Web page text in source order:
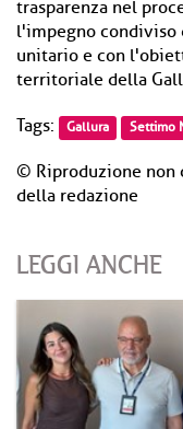
trasparenza nel
l'impegno condiviso
unitario e con
territoriale della
Tags: Gallura Settimo
© Riproduzione non
della redazione
LEGGI ANCHE